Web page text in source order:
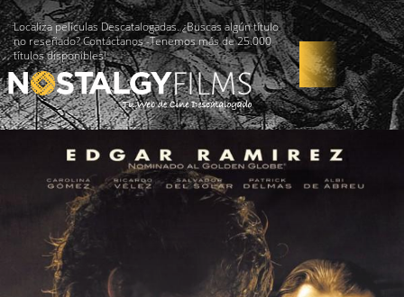
Localiza películas Descatalogadas. ¿Buscas algún título
no reseñado? Contáctanos -Tenemos más de 25.000
títulos disponibles!